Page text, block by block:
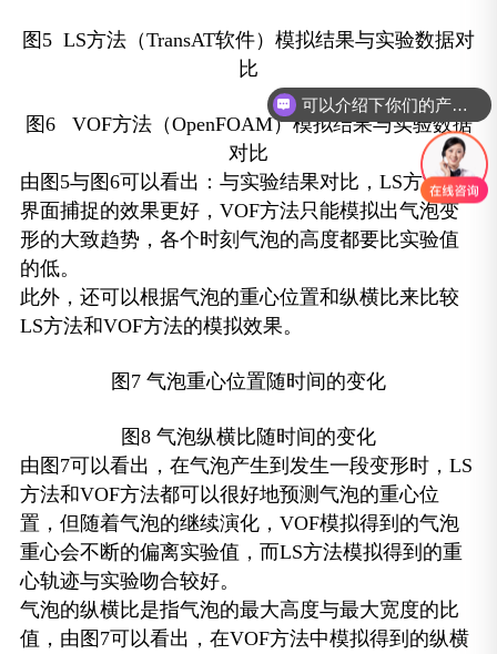
图5 LS方法（TransAT软件）模拟结果与实验数据对
比
图6 VOF方法（OpenFOAM）模拟结果与实验数据
对比
由图5与图6可以看出：与实验结果对比，LS方法对
界面捕捉的效果更好，VOF方法只能模拟出气泡变
形的大致趋势，各个时刻气泡的高度都要比实验值
的低。
此外，还可以根据气泡的重心位置和纵横比来比较
LS方法和VOF方法的模拟效果。
图7 气泡重心位置随时间的变化
图8 气泡纵横比随时间的变化
由图7可以看出，在气泡产生到发生一段变形时，LS
方法和VOF方法都可以很好地预测气泡的重心位
置，但随着气泡的继续演化，VOF模拟得到的气泡
重心会不断的偏离实验值，而LS方法模拟得到的重
心轨迹与实验吻合较好。
气泡的纵横比是指气泡的最大高度与最大宽度的比
值，由图7可以看出，在VOF方法中模拟得到的纵横
可以介绍下你们的产品么？
你们是怎么收费的呢？